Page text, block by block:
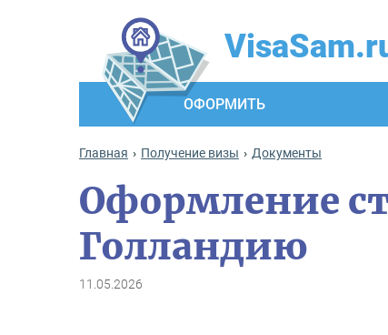
ОФОРМИТЬ
Главная Получение визы Документы
Оформление
Голландию
11.05.2026